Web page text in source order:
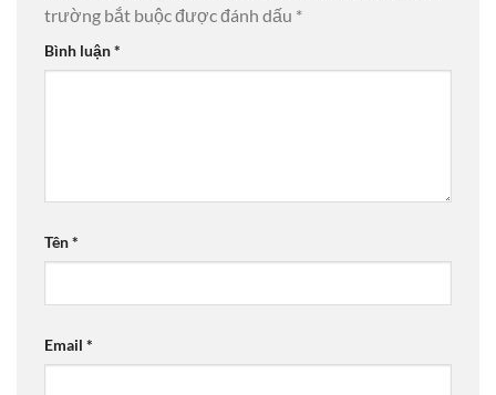
trường bắt buộc được đánh dấu *
Bình luận*
Tên*
Email *